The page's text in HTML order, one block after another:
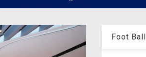
Foot Ball